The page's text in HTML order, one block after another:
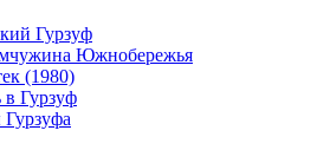
Гурзуф
Южнобережья
(1980)
в Гурзуф